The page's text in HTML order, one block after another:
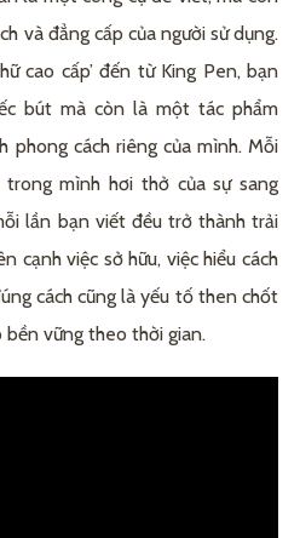
và đẳng cấp của người sử dụng.
cao cấp’ đến từ King Pen, bạn
bút mà còn là một tác phẩm
phong cách riêng của mình. Mỗi
mình hơi thở của sự sang
lần bạn viết đều trở thành trải
cạnh việc sở hữu, việc hiểu cách
cáchcũng là yếu tố then chốt
vững theo thời gian.